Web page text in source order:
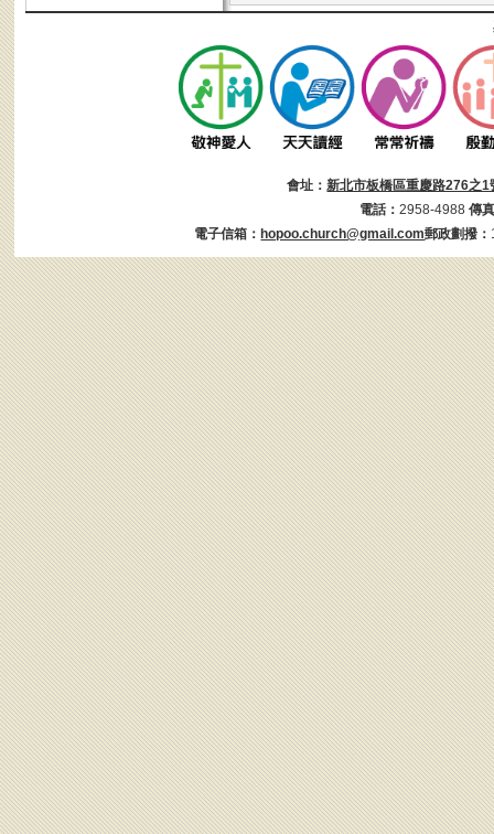
會址：新北市板橋區重慶路276之1
電話： 2958-4988 傳
電子信箱：hopoo.church@gmail.com郵政劃撥：